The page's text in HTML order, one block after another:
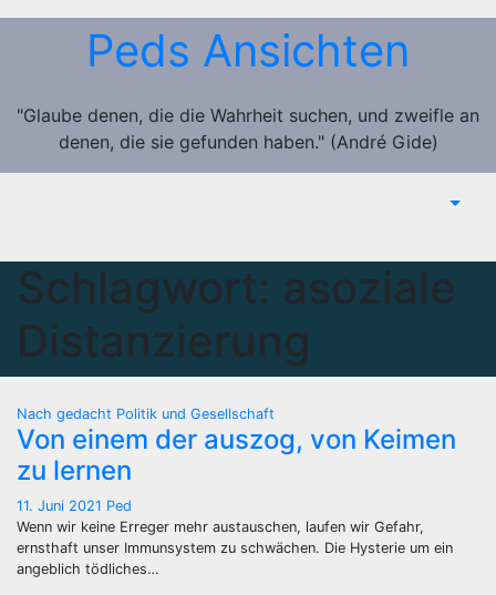
Zum
Peds Ansichten
"Glaube denen, die die Wahrheit suchen, und zweifle an
denen, die sie gefunden haben." (André Gide)
Schlagwort: asoziale
Distanzierung
Nach gedacht Politik und Gesellschaft
Von einem der auszog, von Keimen
zu lernen
11. Juni 2021 Ped
Wenn wir keine Erreger mehr austauschen, laufen wir Gefahr,
ernsthaft unser Immunsystem zu schwächen. Die Hysterie um ein
angeblich tödliches…